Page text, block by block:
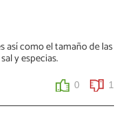
así como el tamaño de las
y especias.
0 1